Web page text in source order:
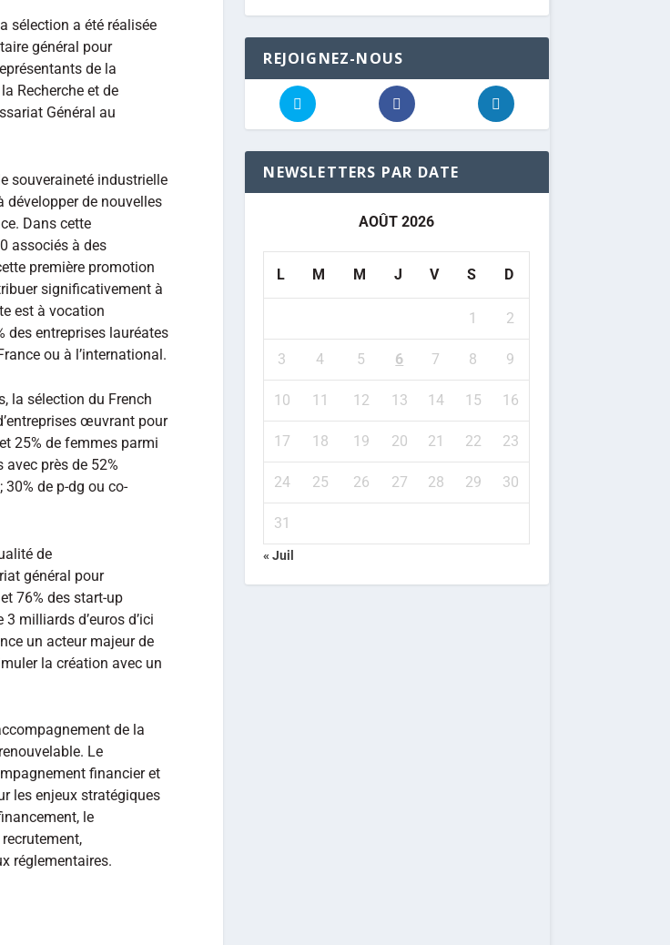
sélection a été réalisée
général pour
de la
Recherche et de
Général au
souveraineté industrielle
développer de nouvelles
Dans cette
associés à des
première promotion
significativement à
est à vocation
des entreprises lauréates
ou à l’international.
la sélection du French
œuvrant pour
25% de femmes parmi
près de 52%
de p-dg ou co-
de
général pour
76% des start-up
milliards d’euros d’ici
un acteur majeur de
la création avec un
de la
Le
financier et
les enjeux stratégiques
le
réglementaires.
REJOIGNEZ-NOUS
NEWSLETTERS PAR DATE
AOÛT 2026
L M M J V S D
1 2
3 4 5 6 7 8 9
10 11 12 13 14 15 16
17 18 19 20 21 22 23
24 25 26 27 28 29 30
31
« Juil